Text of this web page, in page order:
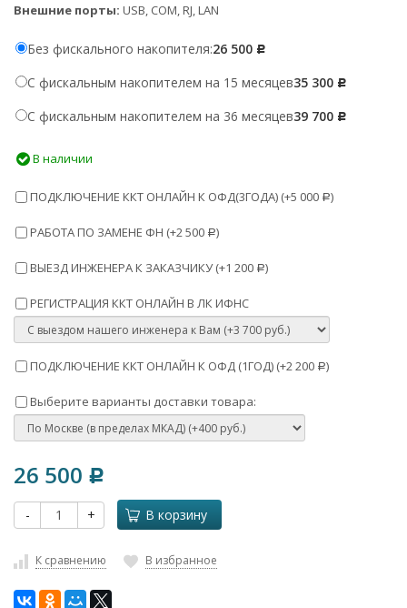
Внешние порты: USB, COM, RJ, LAN
Без фискального накопителя:26 500 Р
С фискальным накопителем на 15 месяцев35 300 Р
С фискальным накопителем на 36 месяцев39 700 Р
В наличии
ПОДКЛЮЧЕНИЕ ККТ ОНЛАЙН К ОФД(3ГОДА) (+5 000 Р)
РАБОТА ПО ЗАМЕНЕ ФН (+2 500 Р)
ВЫЕЗД ИНЖЕНЕРА К ЗАКАЗЧИКУ (+1 200 Р)
РЕГИСТРАЦИЯ ККТ ОНЛАЙН В ЛК ИФНС
ПОДКЛЮЧЕНИЕ ККТ ОНЛАЙН К ОФД (1ГОД) (+2 200 Р)
Выберите варианты доставки товара:
26 500 Р
- + В корзину
К сравнению В избранное